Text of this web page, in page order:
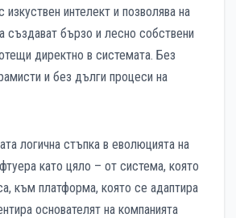
изкуствен интелект и позволява на
създават бързо и лесно собствени
директно в системата. Без
и без дълги процеси на
логична стъпка в еволюцията на
като цяло – от система, която
към платформа, която се адаптира
основателят на компанията